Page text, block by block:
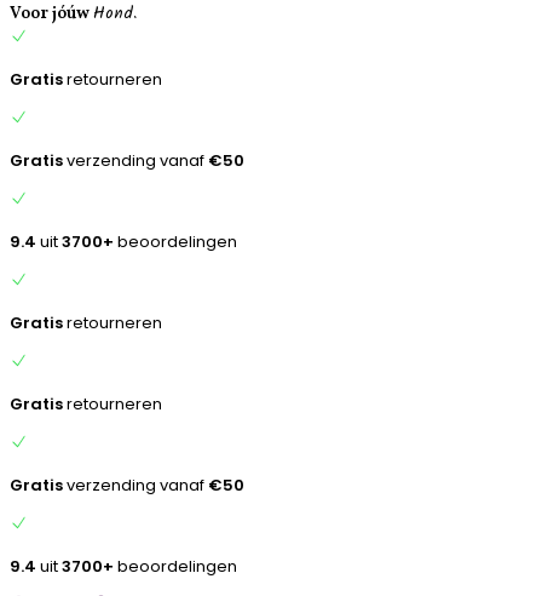
Voor jóúwHond.
Gratisretourneren
Gratisverzending vanaf €50
9.4 uit3700+ beoordelingen
Gratisretourneren
Gratisretourneren
Gratisverzending vanaf €50
9.4 uit3700+ beoordelingen